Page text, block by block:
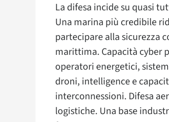
La difesa incide su quasi
Una marina più credibile
partecipare alla sicurezza
marittima. Capacità cyber
operatori energetici,
droni, intelligence e
interconnessioni. Difesa
logistiche. Una base